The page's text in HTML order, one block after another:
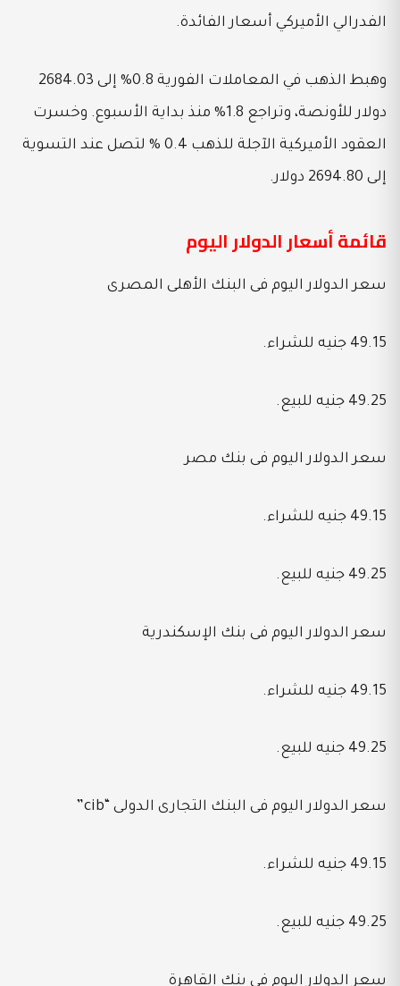
الفدرالي الأميركي أسعار الفائدة.
وهبط الذهب في المعاملات الفورية 0.8% إلى 2684.03
دولار للأونصة، وتراجع 1.8% منذ بداية الأسبوع. وخسرت
العقود الأميركية الآجلة للذهب 0.4 % لتصل عند التسوية
إلى 2694.80 دولار.
قائمة أسعار الدولار اليوم
سعر الدولار اليوم فى البنك الأهلى المصرى
49.15 جنيه للشراء.
49.25 جنيه للبيع.
سعر الدولار اليوم فى بنك مصر
49.15 جنيه للشراء.
49.25 جنيه للبيع.
سعر الدولار اليوم فى بنك الإسكندرية
49.15 جنيه للشراء.
49.25 جنيه للبيع.
سعر الدولار اليوم فى البنك التجارى الدولى “cib”
49.15 جنيه للشراء.
49.25 جنيه للبيع.
سعر الدولار اليوم فى بنك القاهرة